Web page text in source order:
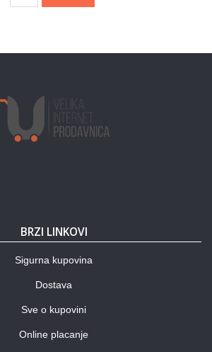
BRZI LINKOVI
Sigurna kupovina
Dostava
Sve o kupovini
Online placanje